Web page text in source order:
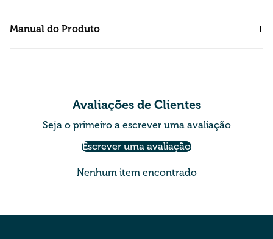
Manual do Produto
Avaliações de Clientes
Seja o primeiro a escrever uma avaliação
Escrever uma avaliação
Nenhum item encontrado